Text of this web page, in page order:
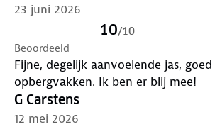
23 juni 2026
10/10
Beoordeeld
Fijne, degelijk aanvoelende jas,
opbergvakken. Ik ben er blij mee!
G Carstens
12 mei 2026